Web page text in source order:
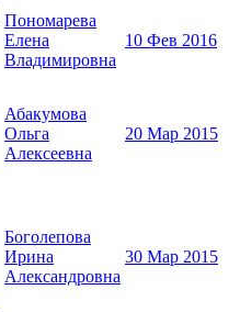
Пономарева
Елена
Владимировна
10 Фев 2016
Абакумова
Ольга
Алексеевна
20 Мар 2015
Боголепова
Ирина
Александровна
30 Мар 2015